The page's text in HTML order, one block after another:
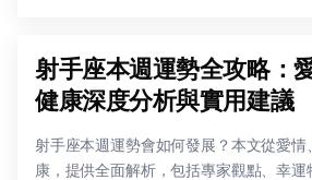
射手座本週運勢全攻略：
健康深度分析與實用建議
射手座本週運勢會如何發展？本文從愛情
康，提供全面解析，包括專家觀點、幸